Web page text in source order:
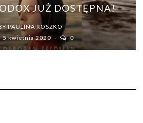
JUŻ DOSTĘPNA!
PAULINA ROSZKO
5 kwietnia 2020
0